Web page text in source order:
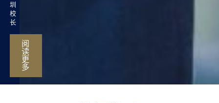
圳
校
长
阅
读
更
多